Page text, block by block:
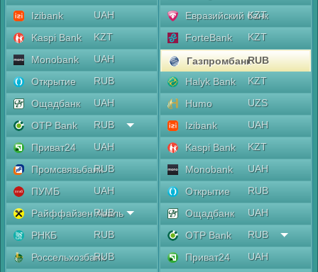
Izibank
UAH
Kaspi Bank
KZT
Monobank
UAH
Открытие
RUB
Ощадбанк
UAH
OTP Bank
RUB
Приват24
UAH
ПромсвязьбанкRUB
ПУМБ
UAH
Райффайзен Аваль
RUB
РНКБ
RUB
РоссельхозбанкRUB
Евразийский банк
KZT
ForteBank
KZT
ГазпромбанкRUB
Halyk Bank
KZT
Humo
UZS
Izibank
UAH
Kaspi Bank
KZT
Monobank
UAH
Открытие
RUB
Ощадбанк
UAH
OTP Bank
RUB
Приват24
UAH